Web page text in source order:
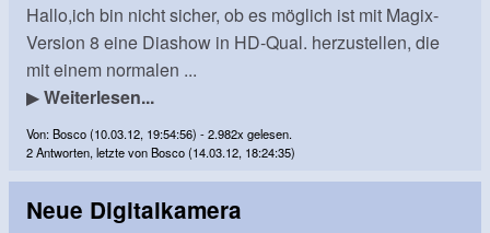
Hallo,ich bin nicht sicher, ob es möglich ist mit Magix-
Version 8 eine Diashow in HD-Qual. herzustellen, die
mit einem normalen ...
▶Weiterlesen...
Von: Bosco (10.03.12, 19:54:56) - 2.982x gelesen.
2 Antworten, letzte von Bosco (14.03.12, 18:24:35)
Neue Digitalkamera